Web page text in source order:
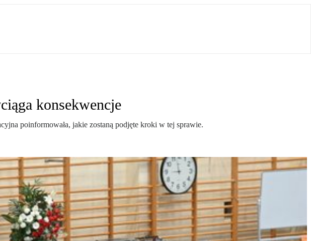
konsekwencje
poinformowała, jakie zostaną podjęte kroki w tej sprawie.